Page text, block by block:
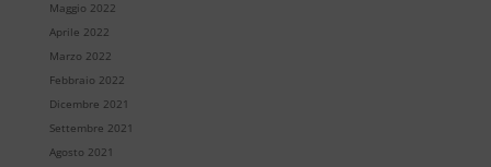
Maggio 2022
Aprile 2022
Marzo 2022
Febbraio 2022
Dicembre 2021
Settembre 2021
Agosto 2021